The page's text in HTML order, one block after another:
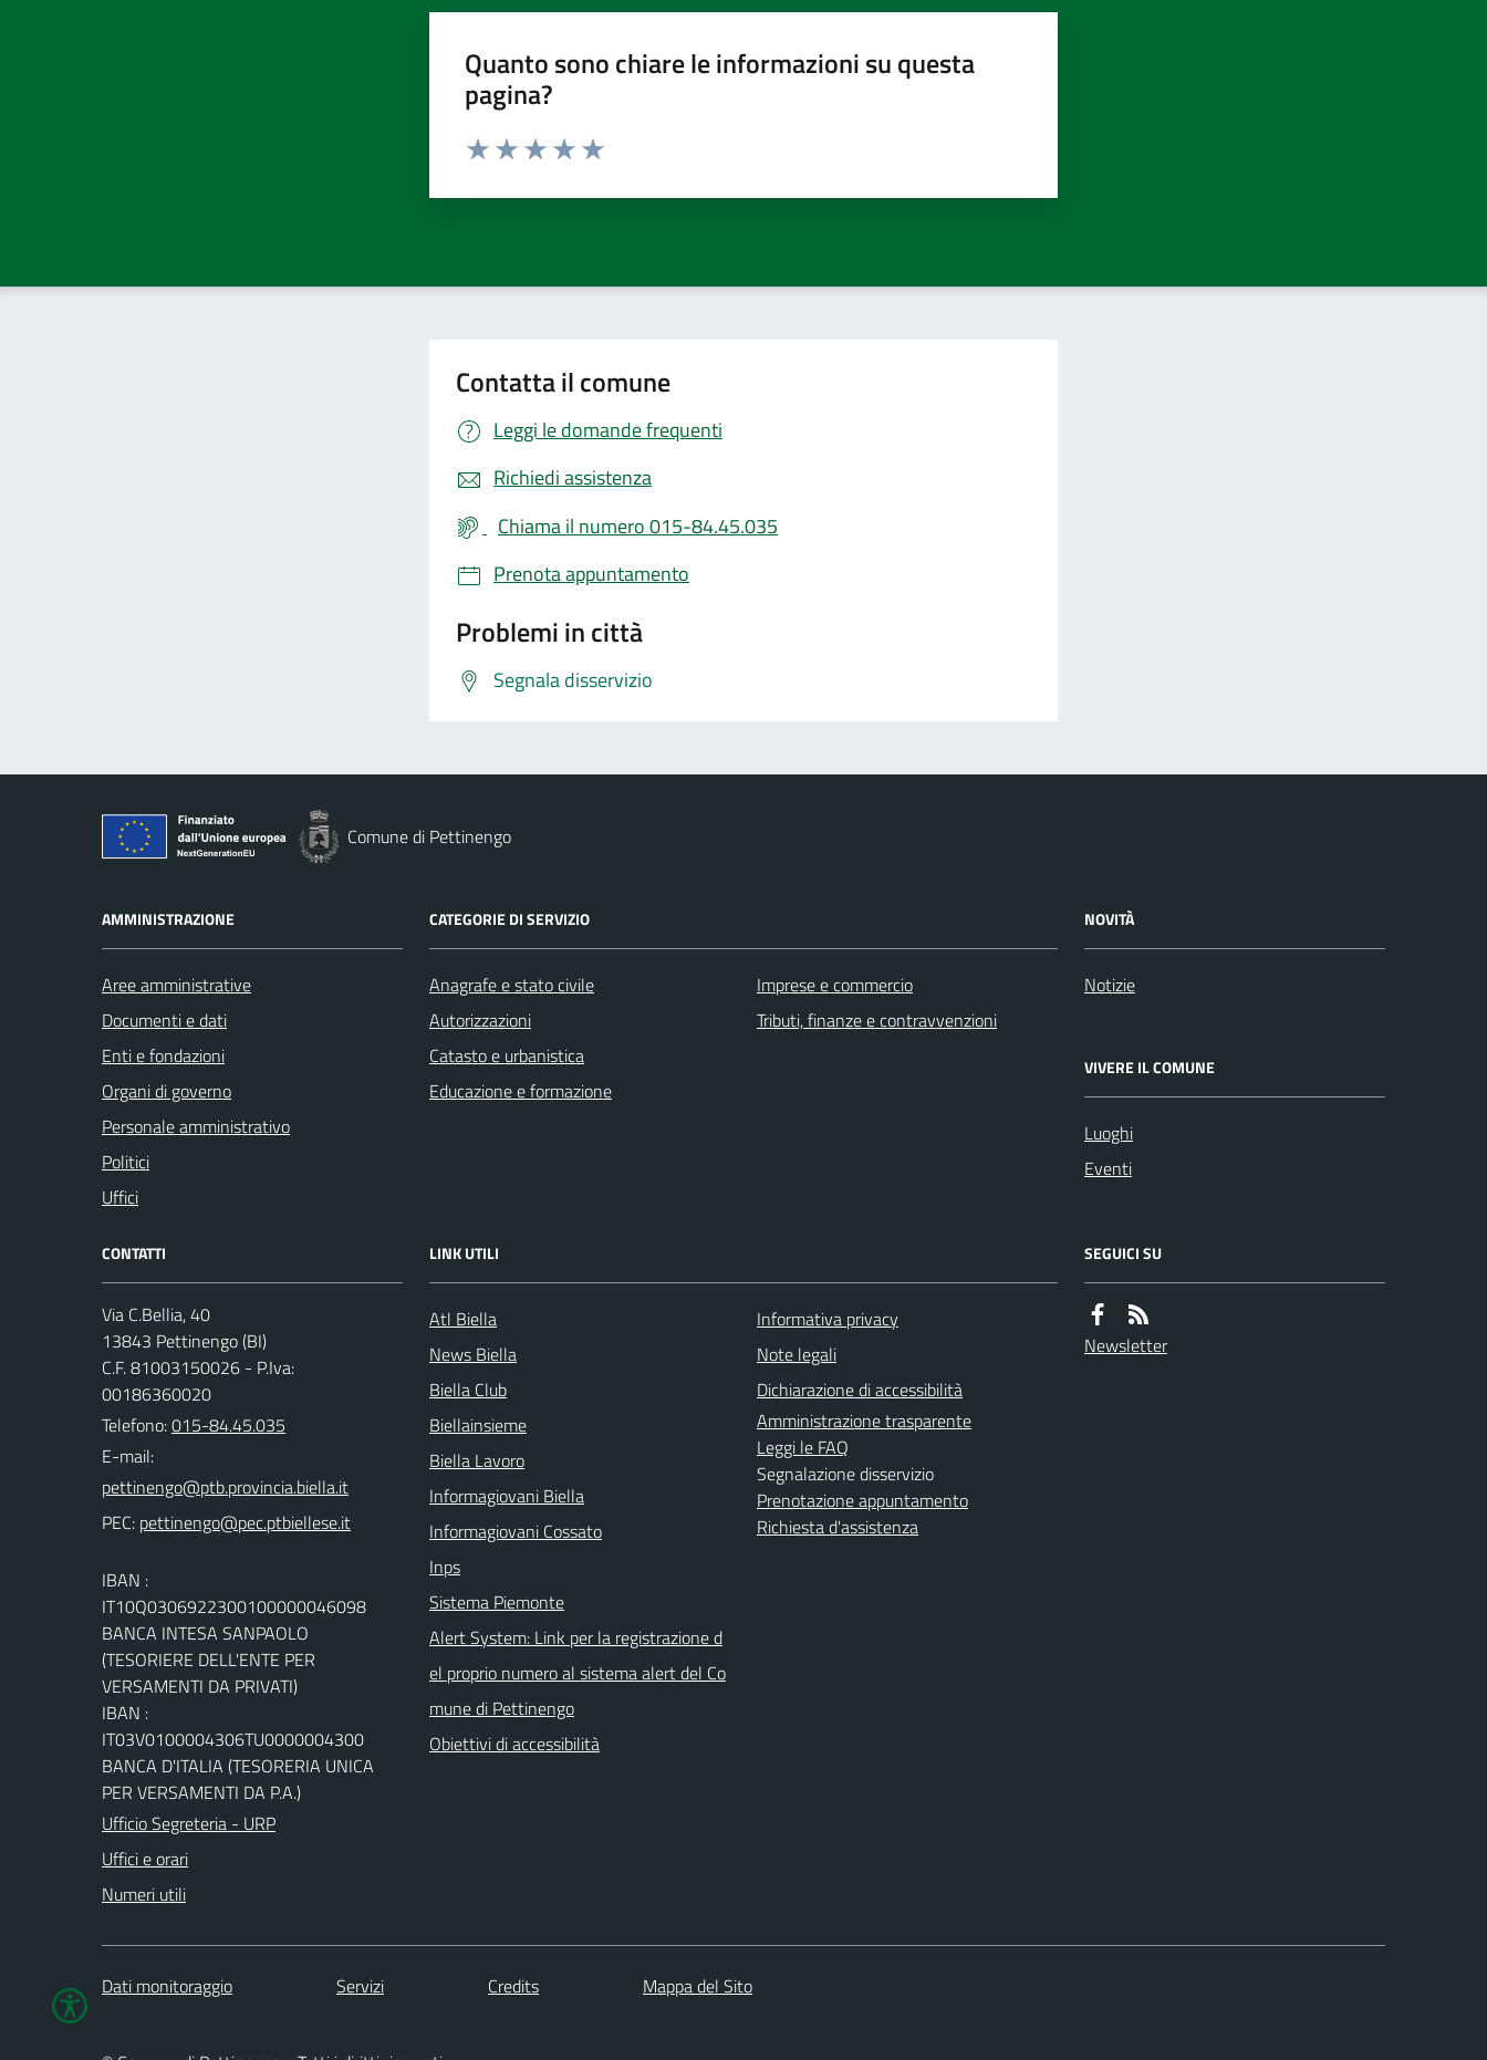
Quanto sono chiare le informazioni su questa
pagina?
Valuta da 1 a 5 stelle la pagina
Contatta il comune
Leggi le domande frequenti
Richiedi assistenza
Chiama il numero 015-84.45.035
Prenota appuntamento
Problemi in città
Segnala disservizio
Comune di Pettinengo
AMMINISTRAZIONE
Aree amministrative
Documenti e dati
Enti e fondazioni
Organi di governo
Personale amministrativo
Politici
Uffici
CATEGORIE DI SERVIZIO
Anagrafe e stato civile
Autorizzazioni
Catasto e urbanistica
Educazione e formazione
Imprese e commercio
Tributi, finanze e contravvenzioni
NOVITÀ
Notizie
VIVERE IL COMUNE
Luoghi
Eventi
CONTATTI
Via C.Bellia, 40
13843 Pettinengo (BI)
C.F. 81003150026 - P.Iva:
00186360020
Telefono:015-84.45.035
E-mail:
PEC:
IBAN :
IT10Q0306922300100000046098
BANCA INTESA SANPAOLO
(TESORIERE DELL'ENTE PER
VERSAMENTI DA PRIVATI)
IBAN :
IT03V0100004306TU0000004300
BANCA D'ITALIA (TESORERIA UNICA
PER VERSAMENTI DA P.A.)
Ufficio Segreteria - URP
Uffici e orari
Numeri utili
LINK UTILI
Atl Biella
News Biella
Biella Club
Biellainsieme
Biella Lavoro
Informagiovani Biella
Informagiovani Cossato
Inps
Sistema Piemonte
Alert System: Link per la registrazione d
el proprio numero al sistema alert del Co
mune di Pettinengo
Obiettivi di accessibilità
Informativa privacy
Note legali
Dichiarazione di accessibilità
Amministrazione trasparente
Leggi le FAQ
Segnalazione disservizio
Prenotazione appuntamento
Richiesta d'assistenza
SEGUICI SU
Newsletter
Dati monitoraggio Servizi Credits Mappa del Sito